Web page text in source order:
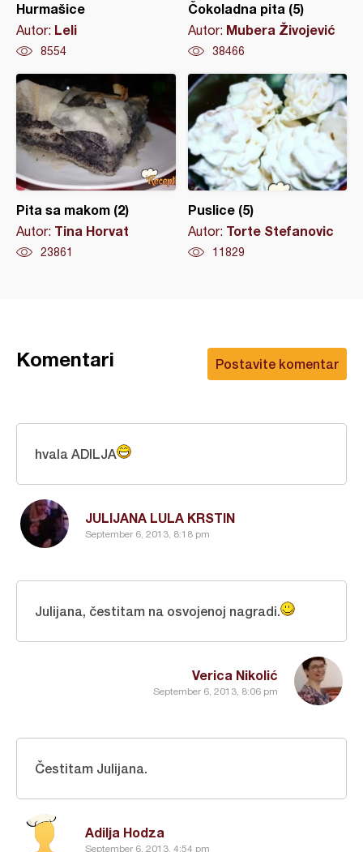
Hurmašice
Autor: Leli
8554
Čokoladna pita (5)
Autor: Mubera Živojević
38466
Pita sa makom (2)
Autor: Tina Horvat
23861
Puslice (5)
Autor: Torte Stefanovic
11829
Postavite komentar
Komentari
JULIJANA LULA KRSTIN
September 6, 2013, 8:18 pm
hvala ADILJA
Verica Nikolić
September 6, 2013, 8:06 pm
Julijana, čestitam na osvojenoj nagradi.
Adilja Hodza
September 6, 2013, 4:54 pm
Čestitam Julijana.